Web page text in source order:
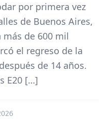
por primera vez
de Buenos Aires,
de 600 mil
el regreso de la
de 14 años.
E20 […]